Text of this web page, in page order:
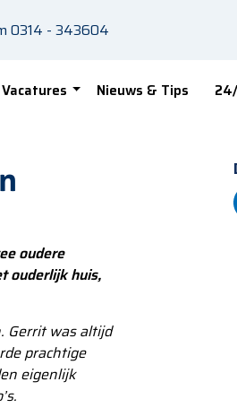
0314 - 343604
Vacatures Nieuws & Tips
oudere
ouderlijk huis,
Gerrit was altijd
prachtige
eigenlijk